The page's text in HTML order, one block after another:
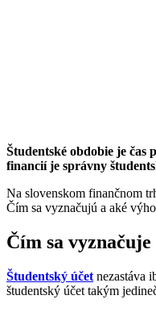
Študentské obdobie je
financií je správny
Na slovenskom finančnom
Čím sa vyznačujú a aké
Čím sa
Študentský účet nezastáva
študentský účet takým